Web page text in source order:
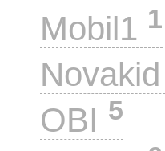
Mobil1 1
Novakid
OBI 5